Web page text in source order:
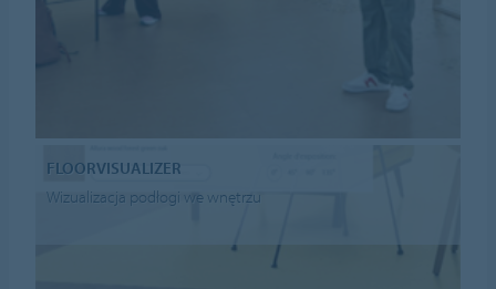
FLOORVISUALIZER
Wizualizacja podłogi we wnętrzu